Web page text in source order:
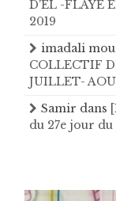
D'EL -FLAYE
2019
imadali
COLLECTIF
JUILLET-
Samir dans
du 27e jour